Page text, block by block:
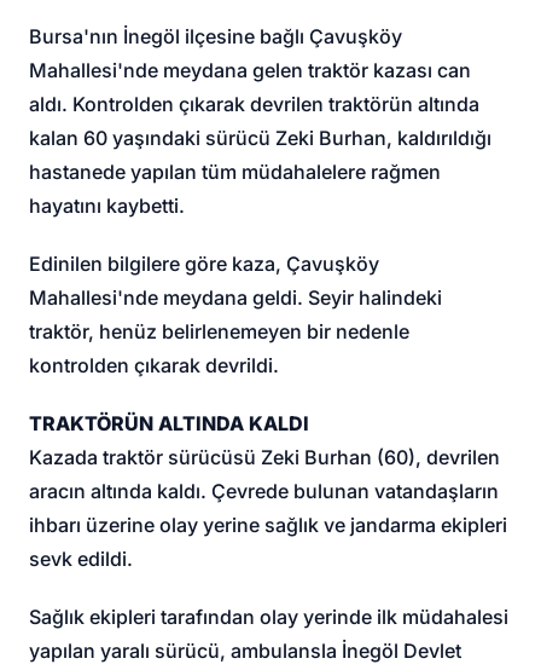
Bursa'nın İnegöl ilçesine bağlı Çavuşköy
Mahallesi'nde meydana gelen traktör kazası can
aldı. Kontrolden çıkarak devrilen traktörün altında
kalan 60 yaşındaki sürücü Zeki Burhan, kaldırıldığı
hastanede yapılan tüm müdahalelere rağmen
hayatını kaybetti.
Edinilen bilgilere göre kaza, Çavuşköy
Mahallesi'nde meydana geldi. Seyir halindeki
traktör, henüz belirlenemeyen bir nedenle
kontrolden çıkarak devrildi.
TRAKTÖRÜN ALTINDA KALDI
Kazada traktör sürücüsü Zeki Burhan (60), devrilen
aracın altında kaldı. Çevrede bulunan vatandaşların
ihbarı üzerine olay yerine sağlık ve jandarma ekipleri
sevk edildi.
Sağlık ekipleri tarafından olay yerinde ilk müdahalesi
yapılan yaralı sürücü, ambulansla İnegöl Devlet